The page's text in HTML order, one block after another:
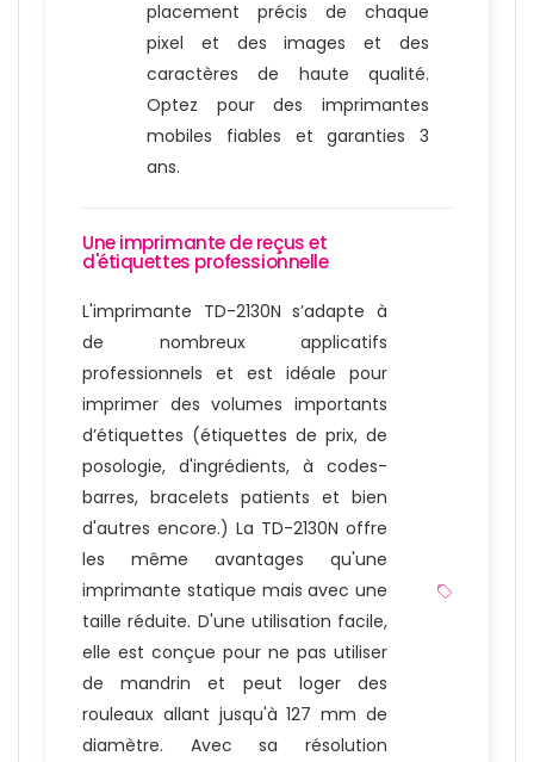
placement précis de chaque
pixel et des images et des
caractères de haute qualité.
Optez pour des imprimantes
mobiles fiables et garanties 3
ans.
Une imprimante de reçus et
d'étiquettes professionnelle
L'imprimante TD-2130N s’adapte à
de nombreux applicatifs
professionnels et est idéale pour
imprimer des volumes importants
d’étiquettes (étiquettes de prix, de
posologie, d'ingrédients, à codes-
barres, bracelets patients et bien
d'autres encore.) La TD-2130N offre
les même avantages qu'une
imprimante statique mais avec une
taille réduite. D'une utilisation facile,
elle est conçue pour ne pas utiliser
de mandrin et peut loger des
rouleaux allant jusqu'à 127 mm de
diamètre. Avec sa résolution